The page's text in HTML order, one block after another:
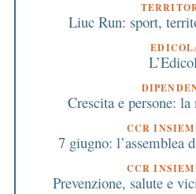
Liuc Run: sport,
Crescita e persone:
CCR
7 giugno: l’assemblea
CCR
Prevenzione, salute e